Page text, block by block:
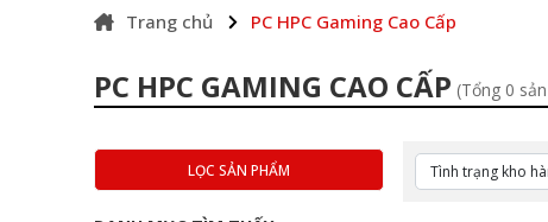
Trang chủ PC HPC Gaming Cao Cấp
PC HPC GAMING CAO CẤP (Tổng 0
LỌC SẢN PHẨM